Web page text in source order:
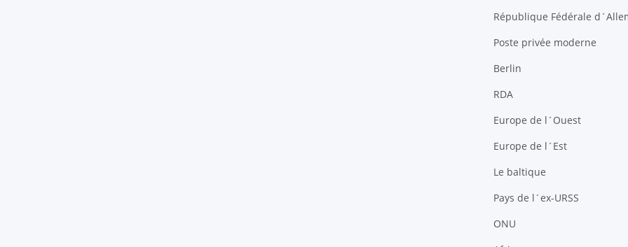
République Fédérale
Poste privée moderne
Berlin
RDA
Europe de l´Ouest
Europe de l´Est
Le baltique
Pays de l´ex-URSS
ONU